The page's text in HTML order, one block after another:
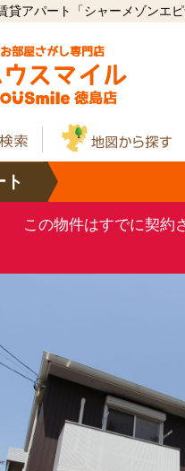
貸アパート「シャーメゾンエピ
ト
この物件はすでに契約